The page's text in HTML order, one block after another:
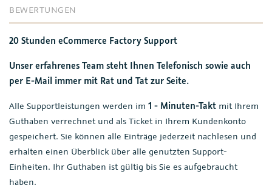
BEWERTUNGEN
20 Stunden eCommerce Factory Support
Unser erfahrenes Team steht Ihnen Telefonisch sowie auch
per E-Mail immer mit Rat und Tat zur Seite.
Alle Supportleistungen werden im 1 - Minuten-Takt mit Ihrem
Guthaben verrechnet und als Ticket in Ihrem Kundenkonto
gespeichert. Sie können alle Einträge jederzeit nachlesen und
erhalten einen Überblick über alle genutzten Support-
Einheiten. Ihr Guthaben ist gültig bis Sie es aufgebraucht
haben.